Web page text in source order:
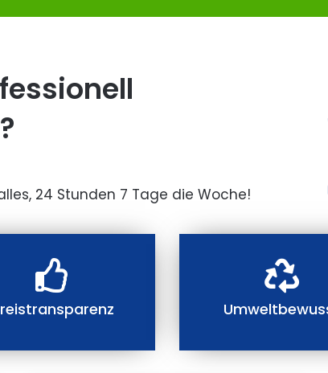
24 Stunden 7 Tage die Woche!